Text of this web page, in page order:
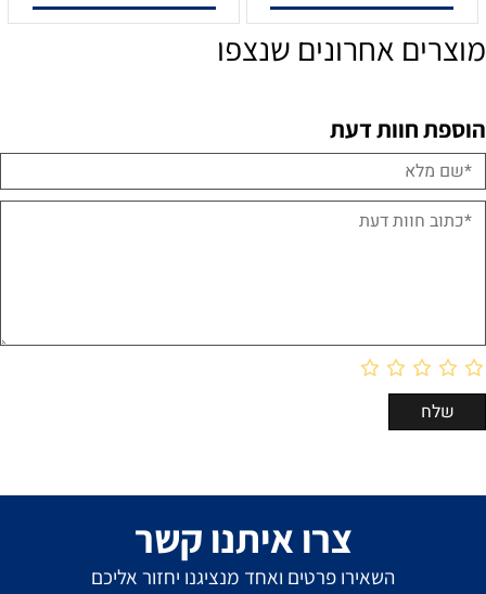
מוצרים אחרונים שנצפו
הוספת חוות דעת
צרו איתנו קשר
השאירו פרטים ואחד מנציגנו יחזור אליכם